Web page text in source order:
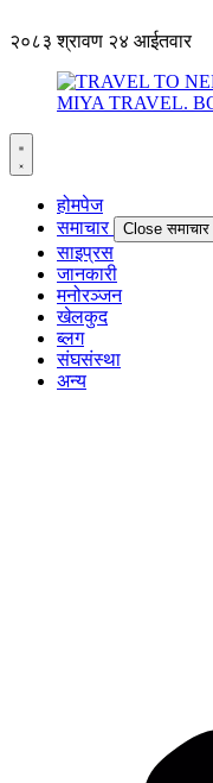
२०८३ श्रावण २४ आईतवार
होमपेज
समाचार
Close समाचार
साइप्रस
जानकारी
मनोरञ्जन
खेलकुद
ब्लग
संघसंस्था
अन्य